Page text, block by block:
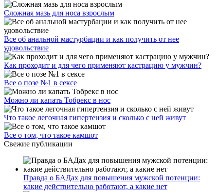
Сложная мазь для носа взрослым
Все об анальной мастурбации и как получить от нее
удовольствие
Как проходит и для чего применяют кастрацию у мужчин?
Все о позе №1 в сексе
Можно ли капать Тобрекс в нос
Что такое легочная гипертензия и сколько с ней живут
Все о том, что такое камшот
Свежие публикации
Правда о БАДах для повышения мужской потенции:
какие действительно работают, а какие нет